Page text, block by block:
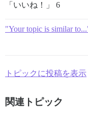
「いいね！」 6
"Your topic is similar
トピックに投稿を表示
関連トピック